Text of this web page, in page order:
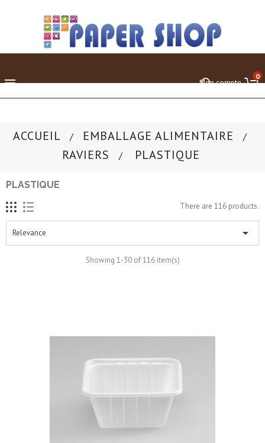
 0
Mon compte
ACCUEIL
EMBALLAGE ALIMENTAIRE
RAVIERS
PLASTIQUE
PLASTIQUE
There are 116 products.
Relevance 
Showing 1-30 of 116 item(s)